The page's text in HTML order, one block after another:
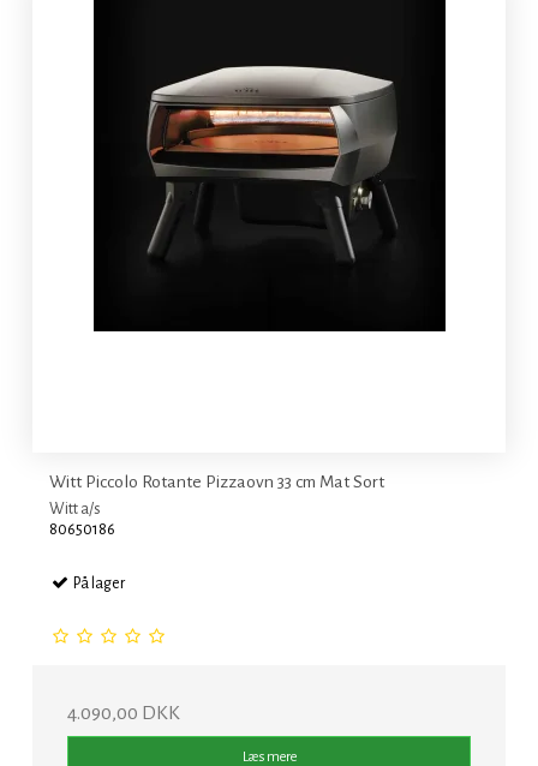
Witt Piccolo Rotante Pizzaovn 33 cm Mat Sort
Witt a/s
80650186
På lager
4.090,00 DKK
Læs mere